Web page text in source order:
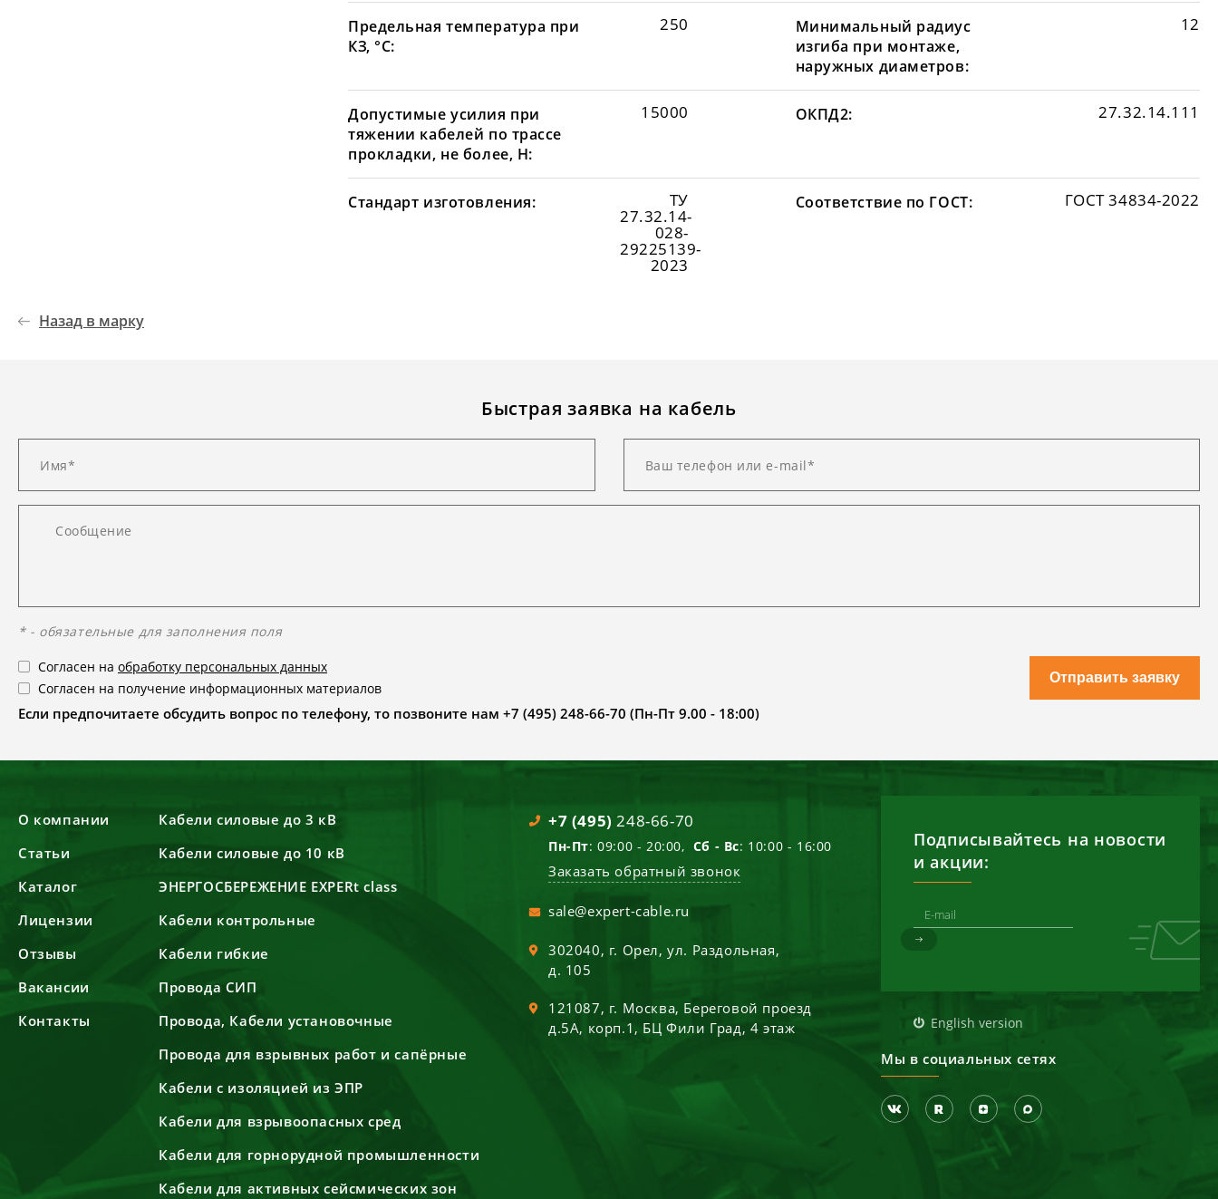
Предельная температура при
КЗ, °С:
250
Минимальный радиус
изгиба при монтаже,
наружных диаметров:
12
Допустимые усилия при
тяжении кабелей по трассе
прокладки, не более, Н:
15000 ОКПД2: 27.32.14.111
Стандарт изготовления: ТУ
27.32.14-
028-
29225139-
2023
Соответствие по ГОСТ: ГОСТ 34834-2022
Назад в марку
Быстрая заявка на кабель
* - обязательные для заполнения поля
Согласен на обработку персональных данных
Согласен на получение информационных материалов
Если предпочитаете обсудить вопрос по телефону, то позвоните нам +7 (495) 248-66-70 (Пн-Пт 9.00 - 18:00)
Отправить заявку
О компании
Статьи
Каталог
Лицензии
Отзывы
Вакансии
Контакты
Кабели силовые до 3 кВ
Кабели силовые до 10 кВ
ЭНЕРГОСБЕРЕЖЕНИЕ EXPERt class
Кабели контрольные
Кабели гибкие
Провода СИП
Провода, Кабели установочные
Провода для взрывных работ и сапёрные
Кабели с изоляцией из ЭПР
Кабели для взрывоопасных сред
Кабели для горнорудной промышленности
Кабели для активных сейсмических зон
+7 (495) 248-66-70
Пн-Пт: 09:00 - 20:00, Сб - Вс: 10:00 - 16:00
Заказать обратный звонок
sale@expert-cable.ru
302040, г. Орел,ул. Раздольная,
д. 105
121087, г. Москва, Береговой проезд
д.5А, корп.1, БЦ Фили Град, 4 этаж
Подписывайтесь на новости
и акции:
English version
Мы в социальных сетях